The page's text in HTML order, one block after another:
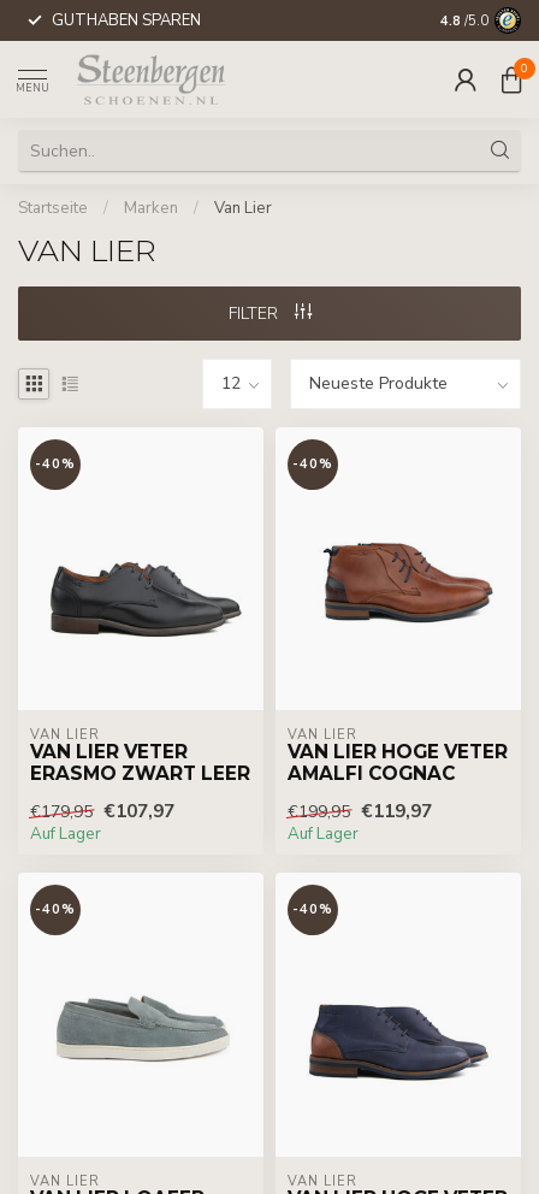
GUTHABEN SPAREN WELTWEITE
4.8 /5.0
MENU
0
Startseite / Marken / Van Lier
VAN LIER
FILTER
-40%
VAN LIER
VAN LIER VETER
ERASMO ZWART LEER
€179,95 €107,97
Auf Lager
-40%
VAN LIER
VAN LIER HOGE VETER
AMALFI COGNAC
€199,95 €119,97
Auf Lager
-40%
VAN LIER
-40%
VAN LIER